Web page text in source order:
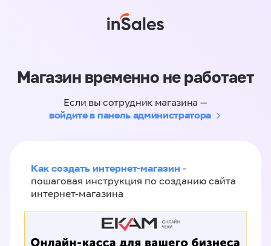
Магазин временно не работает
Если вы сотрудник магазина —
войдите в панель администратора
Как создать интернет-магазин -
пошаговая инструкция по созданию сайта
интернет-магазина